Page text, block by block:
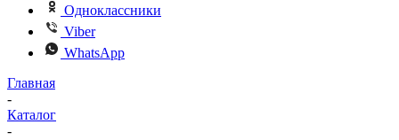
Одноклассники
Viber
WhatsApp
Главная
-
Каталог
-